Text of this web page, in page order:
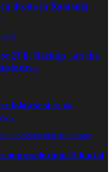
drona in Romania
2TB. Backup „on the
de…
folosesc si ce va
impresiile dupa 3 luni si